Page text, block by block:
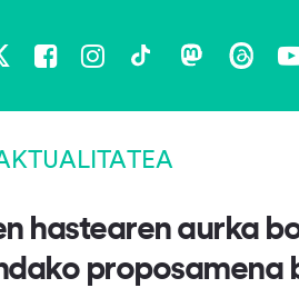
Facebook
Instagram
TikTokMastodon
hastearen aurka
proposamena